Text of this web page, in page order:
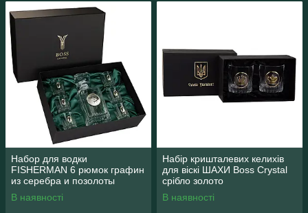
Набор для водки
FISHERMAN 6 рюмок графин
из серебра и позолоты
В наявності
Набір кришталевих келихів
для віскі ШАХИ Boss Crystal
срібло золото
В наявності